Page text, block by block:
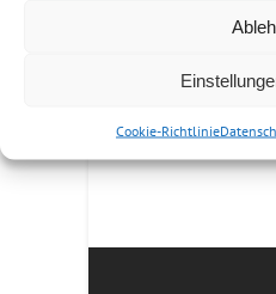
Cookie-Richtlinie
21.11.2017 –